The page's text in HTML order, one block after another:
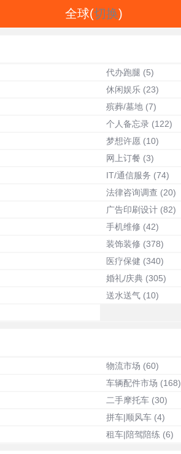
全球(切换)
代办跑腿 (5)
休闲娱乐 (23)
殡葬/墓地 (7)
个人备忘录 (122)
梦想许愿 (10)
网上订餐 (3)
IT/通信服务 (74)
法律咨询调查 (20)
广告印刷设计 (82)
手机维修 (42)
装饰装修 (378)
医疗保健 (340)
婚礼/庆典 (305)
送水送气 (10)
物流市场 (60)
车辆配件市场 (168)
二手摩托车 (30)
拼车|顺风车 (4)
租车|陪驾陪练 (6)